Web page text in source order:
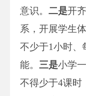
意识。 二是开
系，开展学生
不少于1小时、
能。 三是小学
不得少于4课时